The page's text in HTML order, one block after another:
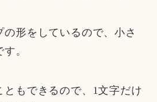
形をしているので、小さ
。
ともできるので、1文字だけ